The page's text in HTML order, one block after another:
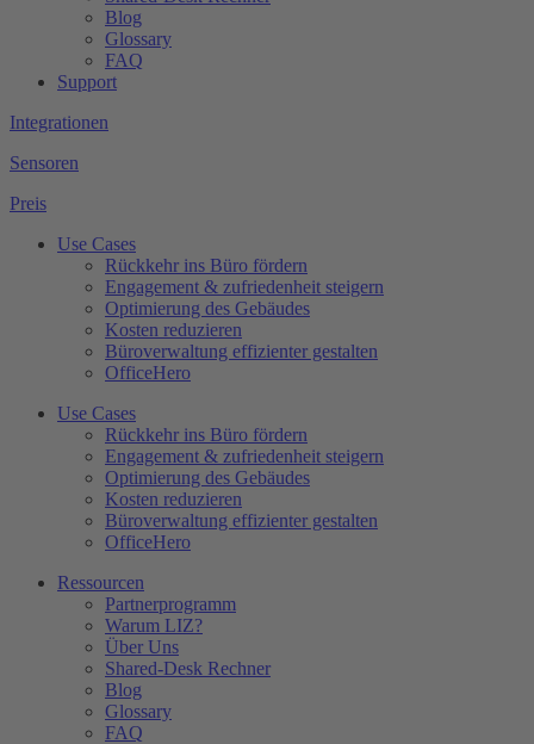
Blog
Glossary
FAQ
Support
Integrationen
Sensoren
Preis
Use Cases
Rückkehr ins Büro fördern
Engagement & zufriedenheit steigern
Optimierung des Gebäudes​
Kosten reduzieren
Büroverwaltung effizienter gestalten
OfficeHero
Use Cases
Rückkehr ins Büro fördern
Engagement & zufriedenheit steigern
Optimierung des Gebäudes​
Kosten reduzieren
Büroverwaltung effizienter gestalten
OfficeHero
Ressourcen
Partnerprogramm
Warum LIZ?
Über Uns
Shared-Desk Rechner
Blog
Glossary
FAQ